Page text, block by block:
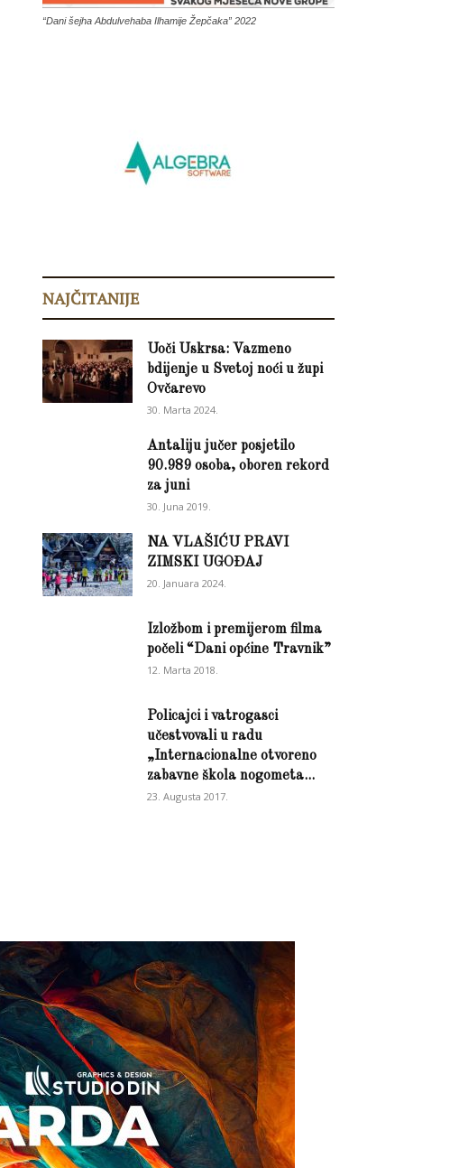
“Dani šejha Abdulvehaba Ilhamije Žepčaka” 2022
NAJČITANIJE
Uoči Uskrsa: Vazmeno
bdijenje u Svetoj noći u župi
Ovčarevo
30. Marta 2024.
Antaliju jučer posjetilo
90.989 osoba, oboren rekord
za juni
30. Juna 2019.
NA VLAŠIĆU PRAVI
ZIMSKI UGOĐAJ
20. Januara 2024.
Izložbom i premijerom filma
počeli “Dani općine Travnik”
12. Marta 2018.
Policajci i vatrogasci
učestvovali u radu
„Internacionalne otvoreno
zabavne škola nogometa...
23. Augusta 2017.